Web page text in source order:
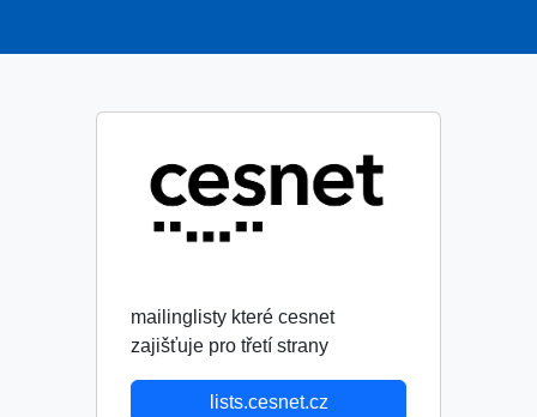
mailinglisty které cesnet
zajišťuje pro třetí strany
lists.cesnet.cz